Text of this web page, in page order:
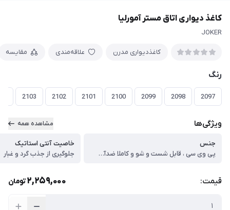
کاغذ دیواری اتاق مستر آمورلیا
JOKER
کاغذدیواری مدرن علاقه‌مندی مقایسه
رنگ
2097
2098
2099
2100
2101
2102
2103
ویژگی‌ها مشاهده همه
جنس
پی وی سی ، قابل شست و شو و کاملا ضدآب و قابل تمیزکاری آسان
خاصیت آنتی استاتیک
جلوگیری از جذب گرد و غبار
قیمت: 2,259,000تومان